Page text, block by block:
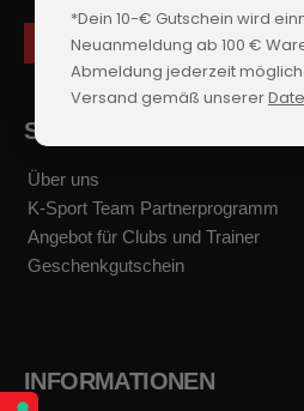
o
k
i
n
s
t
r
m
y
o
u
t
e
t
i
k
t
SERVICE
Über uns
K-Sport Team Partnerprogramm
Angebot für Clubs und Trainer
Geschenkgutschein
INFORMATIONEN
*Dein 10-€ Gutschein wird
Neuanmeldung ab 100 €
Abmeldung jederzeit
Versand gemäß unserer